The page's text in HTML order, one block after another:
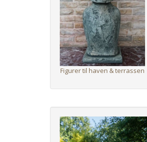
Figurer til haven & terrassen